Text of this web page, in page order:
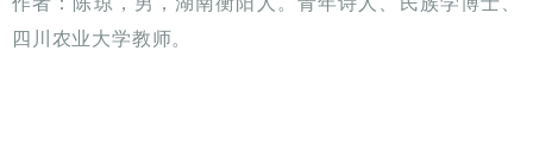
四川农业大学教师。